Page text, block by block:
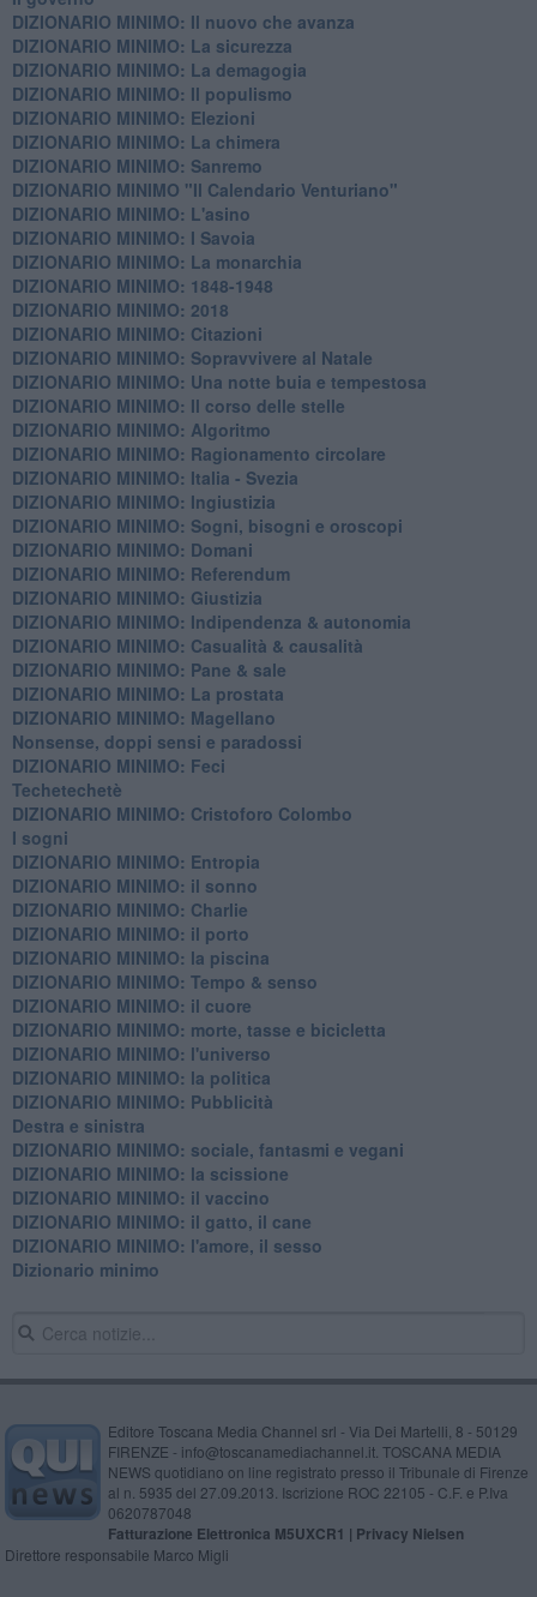
DIZIONARIO MINIMO: Il nuovo che avanza
DIZIONARIO MINIMO: La sicurezza
DIZIONARIO MINIMO: La demagogia
DIZIONARIO MINIMO: Il populismo
DIZIONARIO MINIMO: Elezioni
DIZIONARIO MINIMO: La chimera
DIZIONARIO MINIMO: Sanremo
DIZIONARIO MINIMO "Il Calendario Venturiano"
DIZIONARIO MINIMO: L'asino
DIZIONARIO MINIMO: I Savoia
DIZIONARIO MINIMO: La monarchia
DIZIONARIO MINIMO: 1848-1948
DIZIONARIO MINIMO: 2018
DIZIONARIO MINIMO: Citazioni
DIZIONARIO MINIMO: ​Sopravvivere al Natale
DIZIONARIO MINIMO: ​Una notte buia e tempestosa
DIZIONARIO MINIMO: Il corso delle stelle
DIZIONARIO MINIMO: Algoritmo
DIZIONARIO MINIMO: Ragionamento circolare
DIZIONARIO MINIMO: Italia - Svezia
DIZIONARIO MINIMO: ​Ingiustizia
DIZIONARIO MINIMO: ​Sogni, bisogni e oroscopi
DIZIONARIO MINIMO: Domani
DIZIONARIO MINIMO: Referendum
DIZIONARIO MINIMO: Giustizia
DIZIONARIO MINIMO: ​Indipendenza & autonomia
DIZIONARIO MINIMO: ​Casualità & causalità
​DIZIONARIO MINIMO: Pane & sale
DIZIONARIO MINIMO: La prostata
​DIZIONARIO MINIMO: Magellano
Nonsense, doppi sensi e paradossi
DIZIONARIO MINIMO: Feci
Techetechetè
DIZIONARIO MINIMO: Cristoforo Colombo
I sogni
DIZIONARIO MINIMO: Entropia
DIZIONARIO MINIMO: il sonno
DIZIONARIO MINIMO: Charlie
DIZIONARIO MINIMO: il porto
DIZIONARIO MINIMO: la piscina
DIZIONARIO MINIMO: Tempo & senso
DIZIONARIO MINIMO: il cuore
DIZIONARIO MINIMO: morte, tasse e bicicletta
DIZIONARIO MINIMO: l'universo
DIZIONARIO MINIMO: la politica
DIZIONARIO MINIMO: Pubblicità
Destra e sinistra
DIZIONARIO MINIMO: sociale, fantasmi e vegani
DIZIONARIO MINIMO: la scissione
DIZIONARIO MINIMO: il vaccino
DIZIONARIO MINIMO: il gatto, il cane
DIZIONARIO MINIMO: l'amore, il sesso
Dizionario minimo
Editore Toscana Media Channel srl - Via Dei Martelli, 8 - 50129
FIRENZE - info@toscanamediachannel.it. TOSCANA MEDIA
NEWS quotidiano on line registrato presso il Tribunale di Firenze
al n. 5935 del 27.09.2013. Iscrizione ROC 22105 - C.F. e P.Iva
0620787048
Fatturazione Elettronica M5UXCR1 | Privacy Nielsen
Direttore responsabile Marco Migli